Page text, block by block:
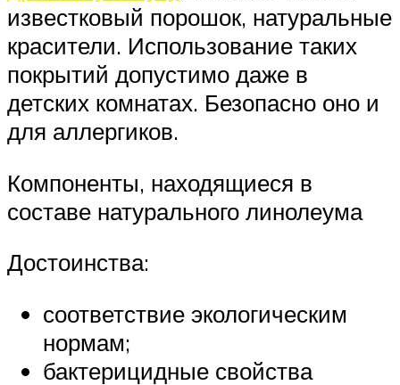
известковый порошок, натуральные
красители. Использование таких
покрытий допустимо даже в
детских комнатах. Безопасно оно и
для аллергиков.
Компоненты, находящиеся в
составе натурального линолеума
Достоинства:
соответствие экологическим
нормам;
бактерицидные свойства